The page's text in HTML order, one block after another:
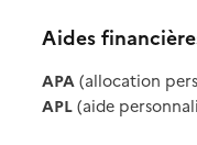
Aides
APA (allocation
APL (aide